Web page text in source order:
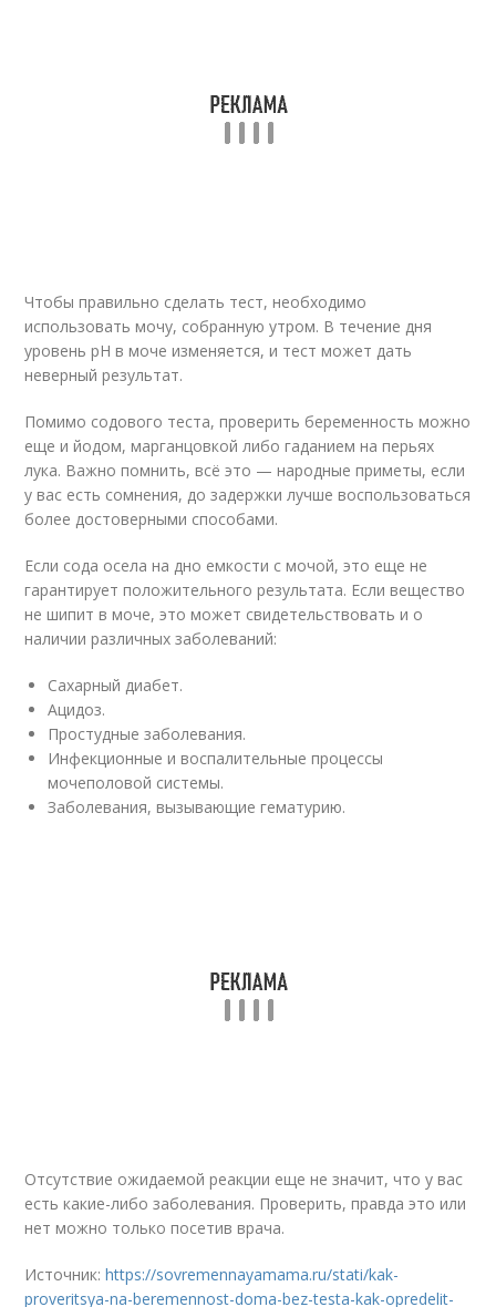
Чтобы правильно сделать тест, необходимо
использовать мочу, собранную утром. В течение дня
уровень pH в моче изменяется, и тест может дать
неверный результат.
Помимо содового теста, проверить беременность можно
еще и йодом, марганцовкой либо гаданием на перьях
лука. Важно помнить, всё это — народные приметы, если
у вас есть сомнения, до задержки лучше воспользоваться
более достоверными способами.
Если сода осела на дно емкости с мочой, это еще не
гарантирует положительного результата. Если вещество
не шипит в моче, это может свидетельствовать и о
наличии различных заболеваний:
Сахарный диабет.
Ацидоз.
Простудные заболевания.
Инфекционные и воспалительные процессы
мочеполовой системы.
Заболевания, вызывающие гематурию.
Отсутствие ожидаемой реакции еще не значит, что у вас
есть какие-либо заболевания. Проверить, правда это или
нет можно только посетив врача.
Источник:https://sovremennayamama.ru/stati/kak-
proveritsya-na-beremennost-doma-bez-testa-kak-opredelit-